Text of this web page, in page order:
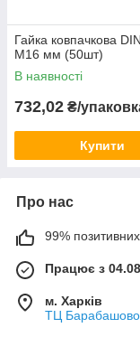
Гайка ковпачкова
М16 мм (50шт)
В наявності
732,02 ₴/
Купити
Про нас
99% позитивних
Працює з
м. Харків
ТЦ